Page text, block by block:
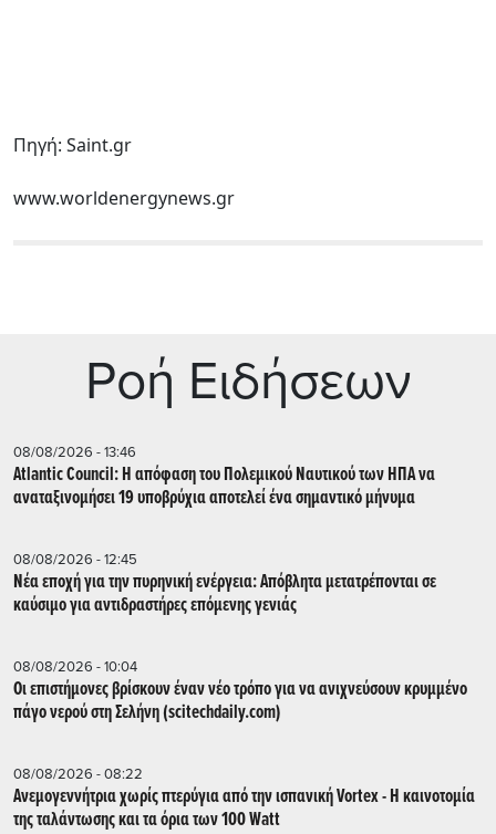
Πηγή: Saint.gr
www.worldenergynews.gr
Ρoή Ειδήσεων
08/08/2026 - 13:46
Atlantic Council: Η απόφαση του Πολεμικού Ναυτικού των ΗΠΑ να
αναταξινομήσει 19 υποβρύχια αποτελεί ένα σημαντικό μήνυμα
08/08/2026 - 12:45
Νέα εποχή για την πυρηνική ενέργεια: Απόβλητα μετατρέπονται σε
καύσιμο για αντιδραστήρες επόμενης γενιάς
08/08/2026 - 10:04
Οι επιστήμονες βρίσκουν έναν νέο τρόπο για να ανιχνεύσουν κρυμμένο
πάγο νερού στη Σελήνη (scitechdaily.com)
08/08/2026 - 08:22
Ανεμογεννήτρια χωρίς πτερύγια από την ισπανική Vortex - Η καινοτομία
της ταλάντωσης και τα όρια των 100 Watt